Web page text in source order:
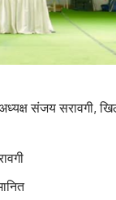
संजय सरावगी,